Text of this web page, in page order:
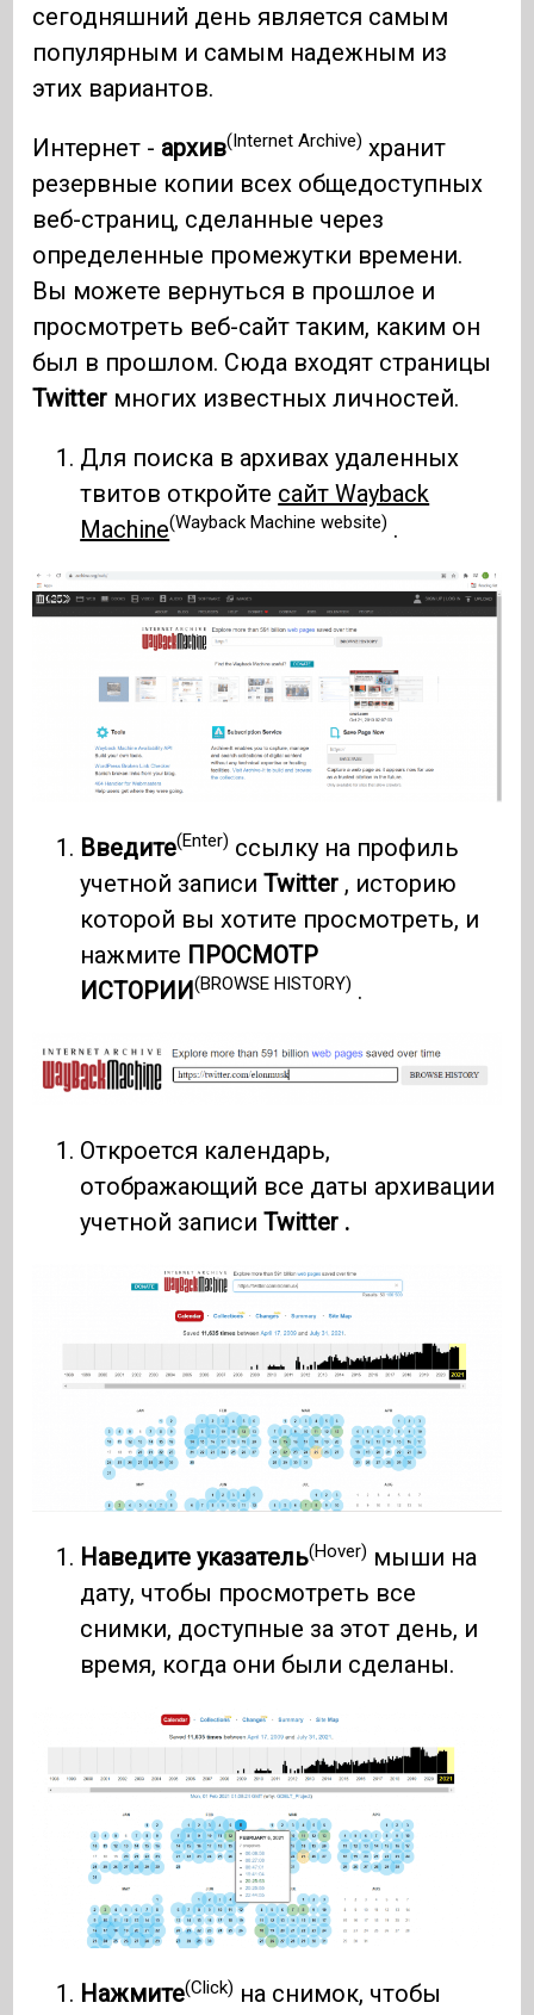
сегодняшний день является самым
популярным и самым надежным из
этих вариантов.
Интернет - архив(Internet Archive) хранит
резервные копии всех общедоступных
веб-страниц, сделанные через
определенные промежутки времени.
Вы можете вернуться в прошлое и
просмотреть веб-сайт таким, каким он
был в прошлом. Сюда входят страницы
Twitter многих известных личностей.
Для поиска в архивах удаленных
твитов откройте сайт Wayback
Machine(Wayback Machine website) .
Введите(Enter) ссылку на профиль
учетной записиTwitter , историю
которой вы хотите просмотреть, и
нажмите ПРОСМОТР
ИСТОРИИ(BROWSE HISTORY) .
Откроется календарь,
отображающий все даты архивации
учетной записиTwitter .
Наведите указатель(Hover) мыши на
дату, чтобы просмотреть все
снимки, доступные за этот день, и
время, когда они были сделаны.
Нажмите(Click) на снимок, чтобы